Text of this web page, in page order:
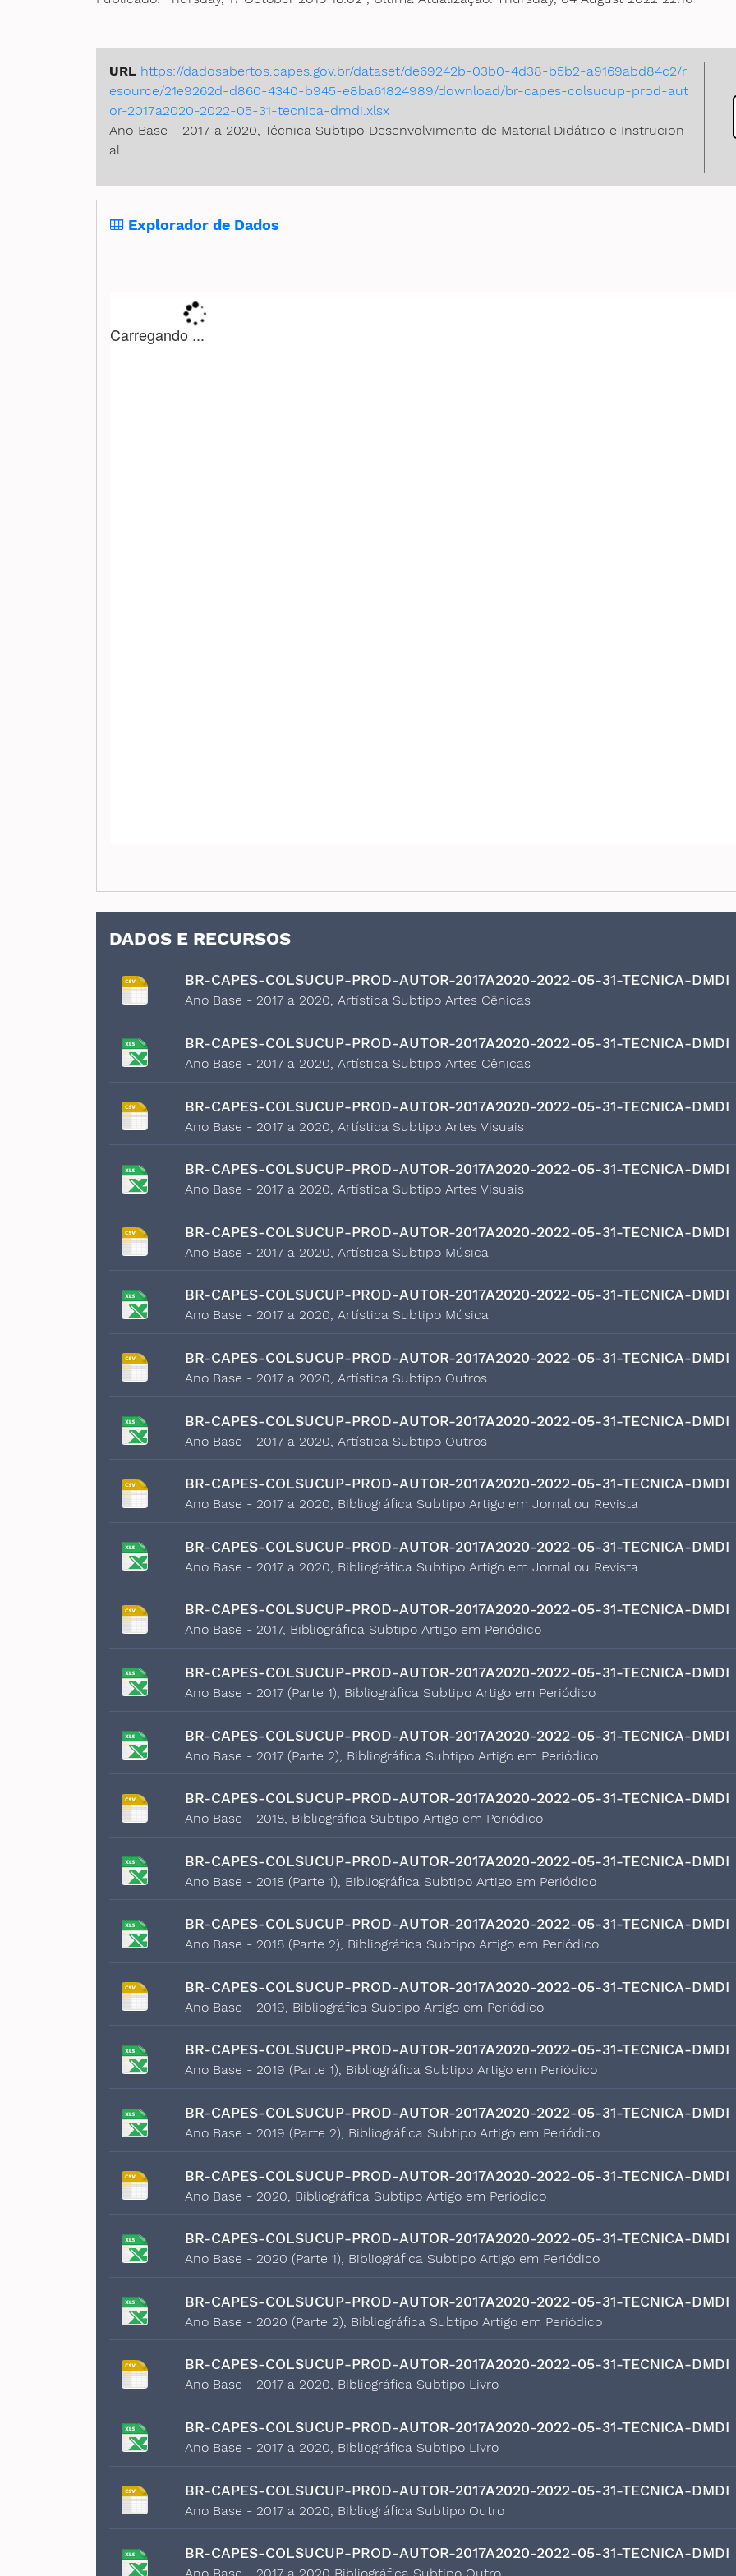
URL https://dadosabertos.capes.gov.br/dataset/de69242b-03b0-4d38-b5b2-a9169abd84c2/r
esource/21e9262d-d860-4340-b945-e8ba61824989/download/br-capes-colsucup-prod-aut
or-2017a2020-2022-05-31-tecnica-dmdi.xlsx
Ano Base - 2017 a 2020, Técnica Subtipo Desenvolvimento de Material Didático e Instrucion
al
Explorador de Dados
DADOS E RECURSOS
BR-CAPES-COLSUCUP-PROD-AUTOR-2017A2020-2022-05-31-TECNICA-DMDI
Ano Base - 2017 a 2020, Artística Subtipo Artes Cênicas
BR-CAPES-COLSUCUP-PROD-AUTOR-2017A2020-2022-05-31-TECNICA-DMDI
Ano Base - 2017 a 2020, Artística Subtipo Artes Cênicas
BR-CAPES-COLSUCUP-PROD-AUTOR-2017A2020-2022-05-31-TECNICA-DMDI
Ano Base - 2017 a 2020, Artística Subtipo Artes Visuais
BR-CAPES-COLSUCUP-PROD-AUTOR-2017A2020-2022-05-31-TECNICA-DMDI
Ano Base - 2017 a 2020, Artística Subtipo Artes Visuais
BR-CAPES-COLSUCUP-PROD-AUTOR-2017A2020-2022-05-31-TECNICA-DMDI
Ano Base - 2017 a 2020, Artística Subtipo Música
BR-CAPES-COLSUCUP-PROD-AUTOR-2017A2020-2022-05-31-TECNICA-DMDI
Ano Base - 2017 a 2020, Artística Subtipo Música
BR-CAPES-COLSUCUP-PROD-AUTOR-2017A2020-2022-05-31-TECNICA-DMDI
Ano Base - 2017 a 2020, Artística Subtipo Outros
BR-CAPES-COLSUCUP-PROD-AUTOR-2017A2020-2022-05-31-TECNICA-DMDI
Ano Base - 2017 a 2020, Artística Subtipo Outros
BR-CAPES-COLSUCUP-PROD-AUTOR-2017A2020-2022-05-31-TECNICA-DMDI
Ano Base - 2017 a 2020, Bibliográfica Subtipo Artigo em Jornal ou Revista
BR-CAPES-COLSUCUP-PROD-AUTOR-2017A2020-2022-05-31-TECNICA-DMDI
Ano Base - 2017 a 2020, Bibliográfica Subtipo Artigo em Jornal ou Revista
BR-CAPES-COLSUCUP-PROD-AUTOR-2017A2020-2022-05-31-TECNICA-DMDI
Ano Base - 2017, Bibliográfica Subtipo Artigo em Periódico
BR-CAPES-COLSUCUP-PROD-AUTOR-2017A2020-2022-05-31-TECNICA-DMDI
Ano Base - 2017 (Parte 1), Bibliográfica Subtipo Artigo em Periódico
BR-CAPES-COLSUCUP-PROD-AUTOR-2017A2020-2022-05-31-TECNICA-DMDI
Ano Base - 2017 (Parte 2), Bibliográfica Subtipo Artigo em Periódico
BR-CAPES-COLSUCUP-PROD-AUTOR-2017A2020-2022-05-31-TECNICA-DMDI
Ano Base - 2018, Bibliográfica Subtipo Artigo em Periódico
BR-CAPES-COLSUCUP-PROD-AUTOR-2017A2020-2022-05-31-TECNICA-DMDI
Ano Base - 2018 (Parte 1), Bibliográfica Subtipo Artigo em Periódico
BR-CAPES-COLSUCUP-PROD-AUTOR-2017A2020-2022-05-31-TECNICA-DMDI
Ano Base - 2018 (Parte 2), Bibliográfica Subtipo Artigo em Periódico
BR-CAPES-COLSUCUP-PROD-AUTOR-2017A2020-2022-05-31-TECNICA-DMDI
Ano Base - 2019, Bibliográfica Subtipo Artigo em Periódico
BR-CAPES-COLSUCUP-PROD-AUTOR-2017A2020-2022-05-31-TECNICA-DMDI
Ano Base - 2019 (Parte 1), Bibliográfica Subtipo Artigo em Periódico
BR-CAPES-COLSUCUP-PROD-AUTOR-2017A2020-2022-05-31-TECNICA-DMDI
Ano Base - 2019 (Parte 2), Bibliográfica Subtipo Artigo em Periódico
BR-CAPES-COLSUCUP-PROD-AUTOR-2017A2020-2022-05-31-TECNICA-DMDI
Ano Base - 2020, Bibliográfica Subtipo Artigo em Periódico
BR-CAPES-COLSUCUP-PROD-AUTOR-2017A2020-2022-05-31-TECNICA-DMDI
Ano Base - 2020 (Parte 1), Bibliográfica Subtipo Artigo em Periódico
BR-CAPES-COLSUCUP-PROD-AUTOR-2017A2020-2022-05-31-TECNICA-DMDI
Ano Base - 2020 (Parte 2), Bibliográfica Subtipo Artigo em Periódico
BR-CAPES-COLSUCUP-PROD-AUTOR-2017A2020-2022-05-31-TECNICA-DMDI
Ano Base - 2017 a 2020, Bibliográfica Subtipo Livro
BR-CAPES-COLSUCUP-PROD-AUTOR-2017A2020-2022-05-31-TECNICA-DMDI
Ano Base - 2017 a 2020, Bibliográfica Subtipo Livro
BR-CAPES-COLSUCUP-PROD-AUTOR-2017A2020-2022-05-31-TECNICA-DMDI
Ano Base - 2017 a 2020, Bibliográfica Subtipo Outro
BR-CAPES-COLSUCUP-PROD-AUTOR-2017A2020-2022-05-31-TECNICA-DMDI